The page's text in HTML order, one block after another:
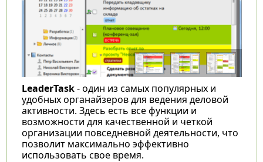
LeaderTask- один из самых популярных и
удобных органайзеров для ведения деловой
активности. Здесь есть все функции и
возможности для качественной и четкой
организации повседневной деятельности, что
позволит максимально эффективно
использовать свое время.